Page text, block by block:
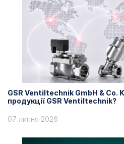
GSR Ventiltechnik GmbH & Co.
продукції GSR Ventiltechnik?
07 липня 2026